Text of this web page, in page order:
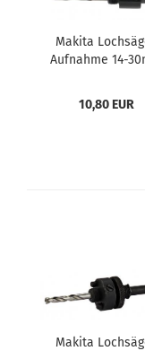
Makita
Aufnahme 14-
10,80 EUR
Makita